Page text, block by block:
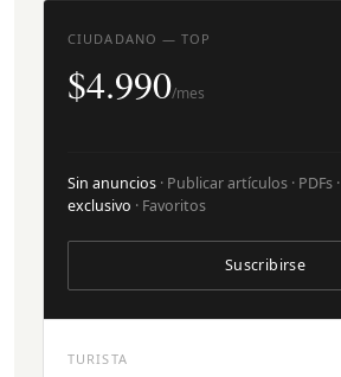
TURISTA
CIUDADANO — TOP
$4.990/mes
Sin anuncios · Publicar artículos · PDFs ·
exclusivo · Favoritos
Suscribirse